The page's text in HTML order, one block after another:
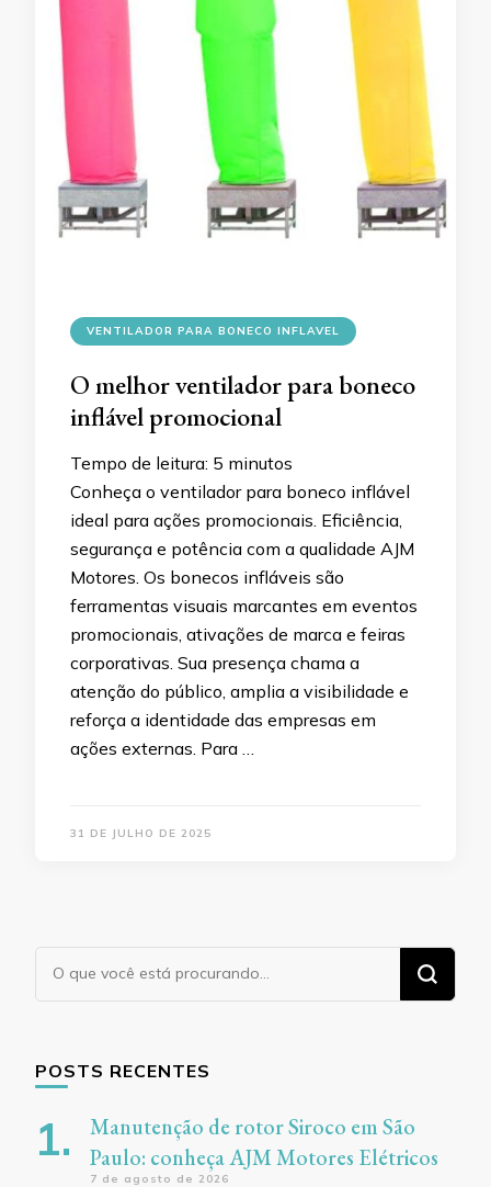
VENTILADOR PARA BONECO INFLAVEL
O melhor ventilador para boneco
inflável promocional
Tempo de leitura: 5 minutos
Conheça o ventilador para boneco inflável
ideal para ações promocionais. Eficiência,
segurança e potência com a qualidade AJM
Motores. Os bonecos infláveis são
ferramentas visuais marcantes em eventos
promocionais, ativações de marca e feiras
corporativas. Sua presença chama a
atenção do público, amplia a visibilidade e
reforça a identidade das empresas em
ações externas. Para …
31 DE JULHO DE 2025
Procurando
algo?
POSTS RECENTES
Manutenção de rotor Siroco em São
Paulo: conheça AJM Motores Elétricos
7 de agosto de 2026